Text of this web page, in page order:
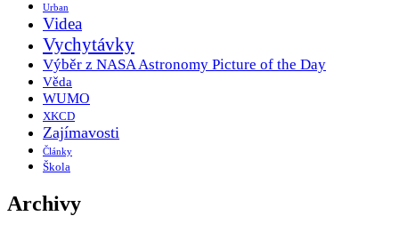
Urban
Videa
Vychytávky
Výběr z NASA Astronomy Picture of the Day
Věda
WUMO
XKCD
Zajímavosti
Články
Škola
Archivy